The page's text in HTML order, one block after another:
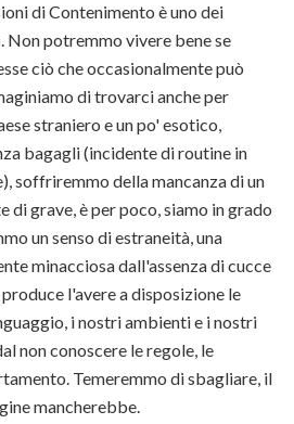
di Contenimento è uno dei
Non potremmo vivere bene se
ciò che occasionalmente può
di trovarci anche per
straniero e un po' esotico,
bagagli (incidente di routine in
soffriremmo della mancanza di un
di grave, è per poco, siamo in grado
un senso di estraneità, una
minacciosa dall'assenza di cucce
l'avere a disposizione le
i nostri ambienti e i nostri
non conoscere le regole, le
Temeremmo di sbagliare, il
mancherebbe.